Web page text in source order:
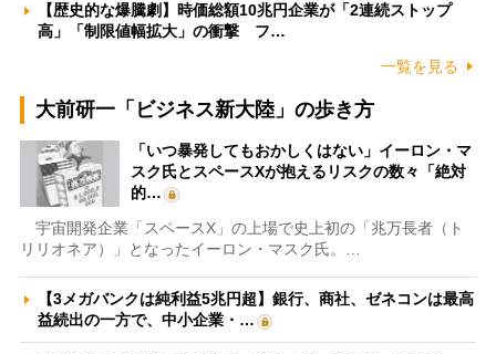
【歴史的な爆騰劇】時価総額10兆円企業が「2連続ストップ
高」「制限値幅拡大」の衝撃 フ…
一覧を見る
大前研一「ビジネス新大陸」の歩き方
「いつ暴発してもおかしくはない」イーロン・マ
スク氏とスペースXが抱えるリスクの数々「絶対
的…
宇宙開発企業「スペースX」の上場で史上初の「兆万長者（ト
リリオネア）」となったイーロン・マスク氏。…
【3メガバンクは純利益5兆円超】銀行、商社、ゼネコンは最高
益続出の一方で、中小企業・…